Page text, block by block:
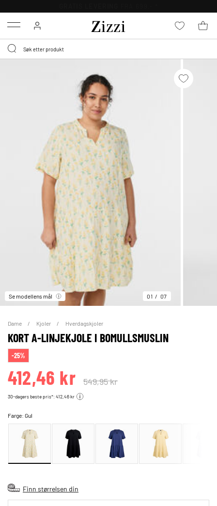
Menu
Se modellens mål 01 07
Dame Kjoler Hverdagskjoler
KORT A-LINJEKJOLE I BOMULLSMUSLIN
-25%
412,46 kr 549,95 kr
30-dagers beste pris*: 412,46 kr
Farge:Gul
Finn størrelsen din